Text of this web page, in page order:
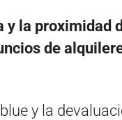
la proximidad
de
y la